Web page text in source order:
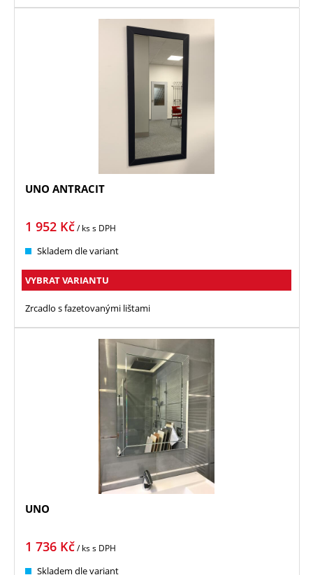
UNO ANTRACIT
1 952 Kč/ kss DPH
Skladem dle variant
VYBRAT VARIANTU
Zrcadlo s fazetovanými lištami
UNO
1 736 Kč/ kss DPH
Skladem dle variant